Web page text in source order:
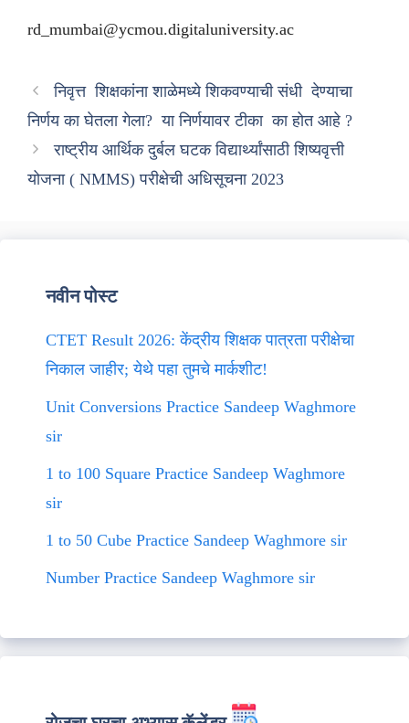
rd_mumbai@ycmou.digitaluniversity.ac
निवृत्त शिक्षकांना शाळेमध्ये शिकवण्याची संधी देण्याचा
निर्णय का घेतला गेला? या निर्णयावर टीका का होत आहे ?
राष्ट्रीय आर्थिक दुर्बल घटक विद्यार्थ्यांसाठी शिष्यवृत्ती
योजना ( NMMS) परीक्षेची अधिसूचना 2023
नवीन पोस्ट
CTET Result 2026: केंद्रीय शिक्षक पात्रता परीक्षेचा
निकाल जाहीर; येथे पहा तुमचे मार्कशीट!
Unit Conversions Practice Sandeep Waghmore
sir
1 to 100 Square Practice Sandeep Waghmore
sir
1 to 50 Cube Practice Sandeep Waghmore sir
Number Practice Sandeep Waghmore sir